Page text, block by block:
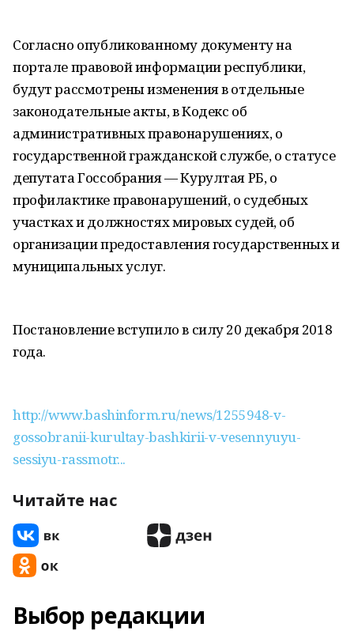
Согласно опубликованному документу на
портале правовой информации республики,
будут рассмотрены изменения в отдельные
законодательные акты, в Кодекс об
административных правонарушениях, о
государственной гражданской службе, о статусе
депутата Госсобрания — Курултая РБ, о
профилактике правонарушений, о судебных
участках и должностях мировых судей, об
организации предоставления государственных и
муниципальных услуг.
Постановление вступило в силу 20 декабря 2018
года.
http://www.bashinform.ru/news/1255948-v-
gossobranii-kurultay-bashkirii-v-vesennyuyu-
sessiyu-rassmotr...
Читайте нас
Выбор редакции